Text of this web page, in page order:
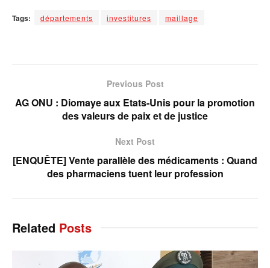
Tags: départements investitures maillage
Previous Post
AG ONU : Diomaye aux Etats-Unis pour la promotion
des valeurs de paix et de justice
Next Post
[ENQUÊTE] Vente parallèle des médicaments : Quand
des pharmaciens tuent leur profession
Related Posts